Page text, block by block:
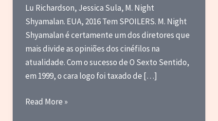
Lu Richardson, Jessica Sula, M. Night
Shyamalan. EUA, 2016 Tem SPOILERS. M. Night
Shyamalan é certamente um dos diretores que
mais divide as opiniões dos cinéfilos na
atualidade. Com o sucesso de O Sexto Sentido,
em 1999, o cara logo foi taxado de […]
Review
Read More »